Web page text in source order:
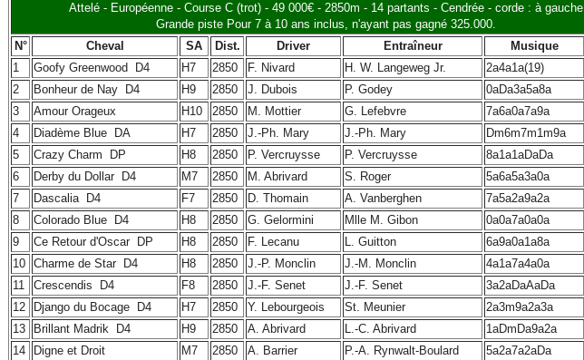
Attelé - Européenne - Course C (trot) - 49 000€ - 2850m - 14 partants - Cendrée - corde : à gauche
Grande piste Pour 7 à 10 ans inclus, n'ayant pas gagné 325.000.
N°
Cheval SA Dist. Driver Entraîneur Musique
1
Goofy Greenwood D4 H7 2850 F. Nivard H. W. Langeweg Jr. 2a4a1a(19)
2
Bonheur de Nay D4 H9 2850 J. Dubois P. Godey 0aDa3a5a8a
3
Amour Orageux H10 2850 M. Mottier G. Lefebvre 7a6a0a7a9a
4
Diadème Blue DA H7 2850 J.-Ph. Mary J.-Ph. Mary Dm6m7m1m9a
5
Crazy Charm DP H8 2850 P. Vercruysse P. Vercruysse 8a1a1aDaDa
6
Derby du Dollar D4 M7 2850 M. Abrivard S. Roger 5a6a5a3a0a
7
DascaliaD4 F7 2850 D. Thomain A. Vanberghen 7a5a2a9a2a
8
Colorado Blue D4 H8 2850 G. Gelormini Mlle M. Gibon 0a0a7a0a0a
9
Ce Retour d'Oscar DP H8 2850 F. Lecanu L. Guitton 6a9a0a1a8a
10 Charme de Star D4 H8 2850 J.-P. Monclin J.-M. Monclin 4a1a7a4a0a
11
Crescendis D4 F8 2850 J.-F. Senet J.-F. Senet 3a2aDaAaDa
12
Django du Bocage D4 H7 2850 Y. Lebourgeois St. Meunier 2a3m9a2a3a
13
Brillant Madrik D4 H9 2850 A. Abrivard L.-C. Abrivard 1aDmDa9a2a
14
Digne et Droit M7 2850 A. Barrier P.-A. Rynwalt-Boulard 5a2a7a2aDa